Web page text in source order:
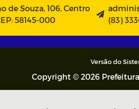
de Souza, 106, Centro
58145-000
(83)
Versão do
Copyright © 2026